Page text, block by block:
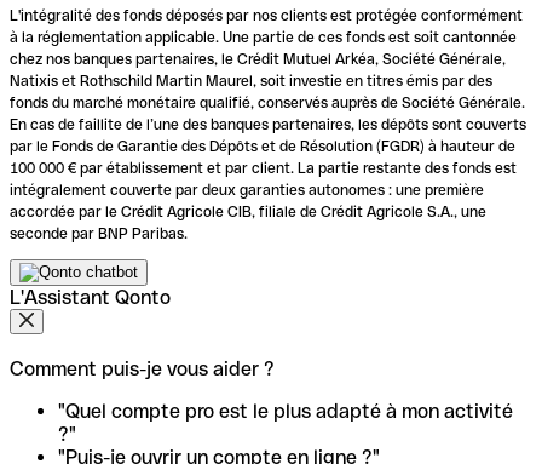
L'intégralité des fonds déposés par nos clients est protégée conformément
à la réglementation applicable. Une partie de ces fonds est soit cantonnée
chez nos banques partenaires, le Crédit Mutuel Arkéa, Société Générale,
Natixis et Rothschild Martin Maurel, soit investie en titres émis par des
fonds du marché monétaire qualifié, conservés auprès de Société Générale.
En cas de faillite de l’une des banques partenaires, les dépôts sont couverts
par le Fonds de Garantie des Dépôts et de Résolution (FGDR) à hauteur de
100 000 € par établissement et par client. La partie restante des fonds est
intégralement couverte par deux garanties autonomes : une première
accordée par le Crédit Agricole CIB, filiale de Crédit Agricole S.A., une
seconde par BNP Paribas.
L'Assistant Qonto
Comment puis-je vous aider ?
"Quel compte pro est le plus adapté à mon activité
?"
"Puis-je ouvrir un compte en ligne ?"